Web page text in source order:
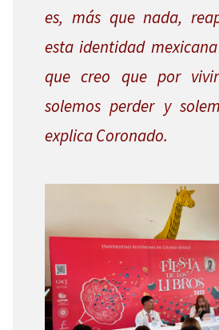
es, más que nada,
esta identidad
que creo que por
solemos perder y
explica Coronado.